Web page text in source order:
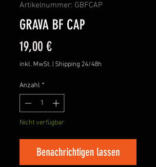
Artikelnummer: GBFCAP
GRAVA BF CAP
19,00 €Preis
inkl. MwSt. Shipping 24/48h
Anzahl *
Nicht verfügbar
Benachrichtigen lassen